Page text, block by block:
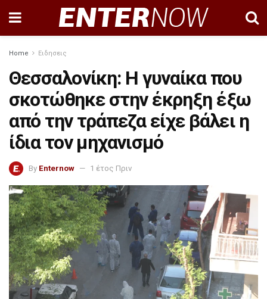
Home Ειδησεις
Θεσσαλονίκη: Η γυναίκα που
σκοτώθηκε στην έκρηξη έξω
από την τράπεζα είχε βάλει η
ίδια τον μηχανισμό
By Enternow 1 έτος Πριν